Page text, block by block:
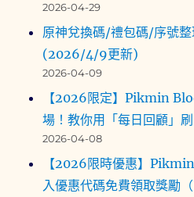
2026-04-29
原神兌換碼/禮包碼/序號
(2026/4/9更新)
2026-04-09
【2026限定】Pikmin
場！教你用「每日回顧」
2026-04-08
【2026限時優惠】
入優惠代碼免費領取獎勵（